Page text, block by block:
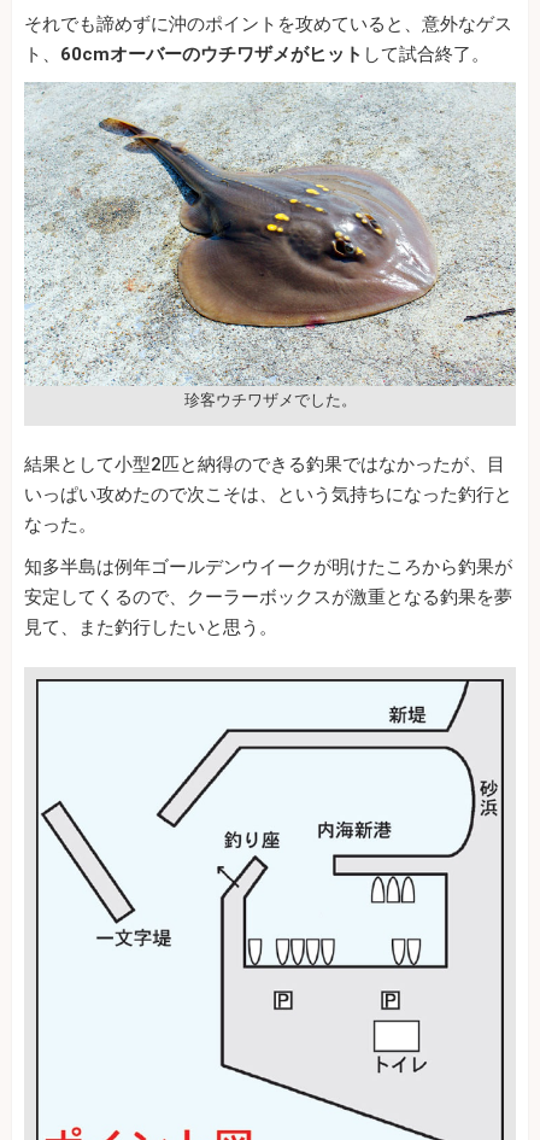
それでも諦めずに沖のポイントを攻めていると、意外なゲス
ト、 60cmオーバーのウチワザメがヒット して試合終了。
珍客ウチワザメでした。
結果として小型2匹と納得のできる釣果ではなかったが、目
いっぱい攻めたので次こそは、という気持ちになった釣行と
なった。
知多半島は例年ゴールデンウイークが明けたころから釣果が
安定してくるので、クーラーボックスが激重となる釣果を夢
見て、また釣行したいと思う。